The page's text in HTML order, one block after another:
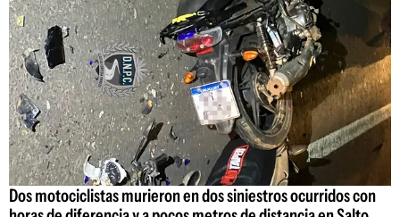
Dos motociclistas murieron en dos siniestros ocurridos con